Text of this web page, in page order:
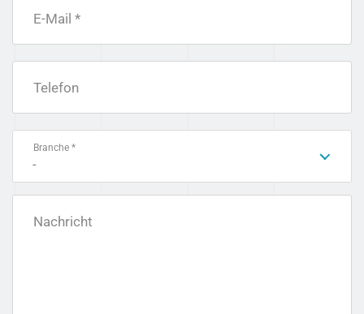
E-Mail *
Telefon
Branche *
-
Nachricht